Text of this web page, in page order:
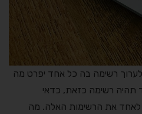
רשימה בה כל אחד יפרט מה
תהיה רשימה כזאת, כדאי
לאחד את הרשימות האלה. מה